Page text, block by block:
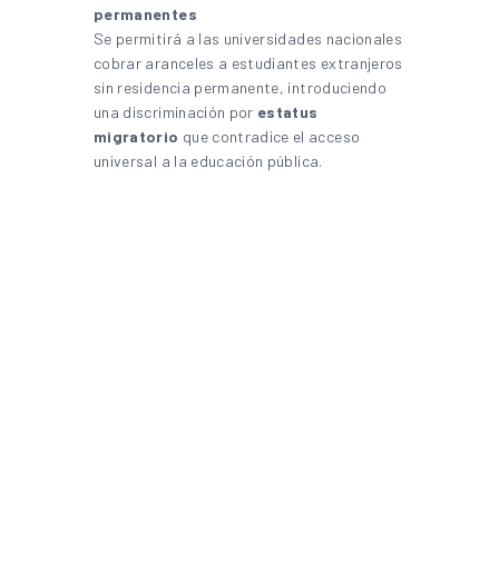
permanentes
Se permitirá a las universidades nacionales
cobrar aranceles a estudiantes extranjeros
sin residencia permanente, introduciendo
una discriminación por estatus
migratorio que contradice el acceso
universal a la educación pública.